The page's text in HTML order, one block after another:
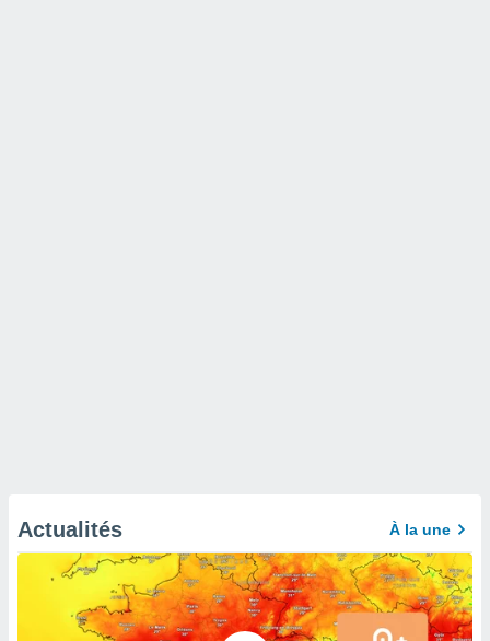
Actualités À la une